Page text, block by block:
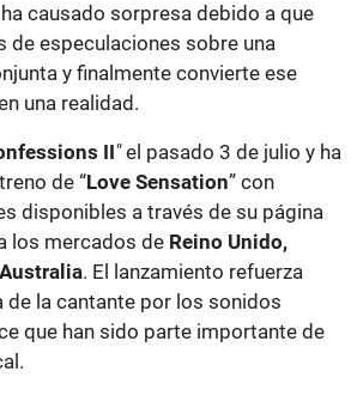
causado sorpresa debido a que
de especulaciones sobre una
y finalmente convierte ese
una realidad.
II"el pasado 3 de julio y ha
de “Love Sensation” con
disponibles a través de su página
los mercados de Reino Unido,
. El lanzamiento refuerza
de la cantante por los sonidos
que han sido parte importante de